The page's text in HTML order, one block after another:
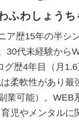
ふわしょうち
ア歴15年の半シ
30代未経験から
グ歴4年目（月1.6
柔軟性があり最
業可能）。WEB
児やメンタルに